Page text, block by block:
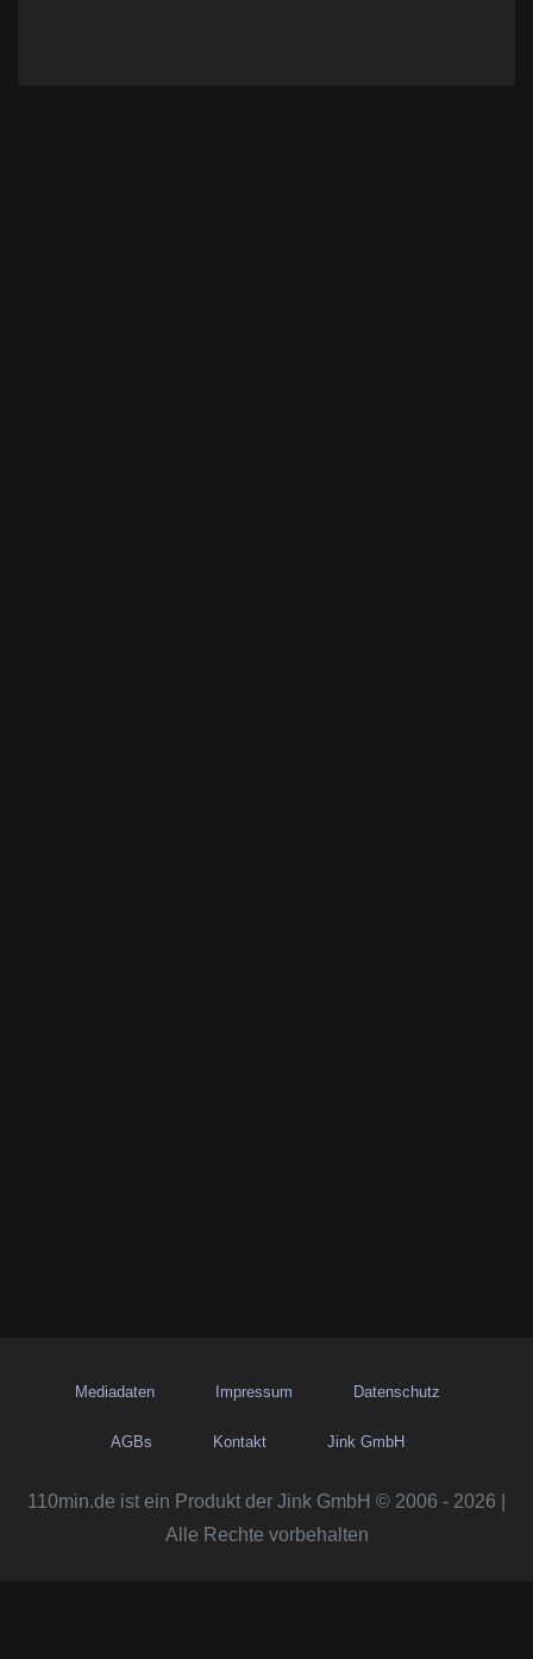
Mediadaten Impressum Datenschutz
AGBs Kontakt Jink GmbH
110min.de ist ein Produkt der Jink GmbH © 2006 - 2026 |
Alle Rechte vorbehalten